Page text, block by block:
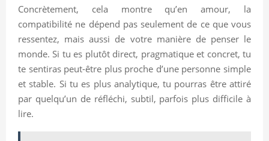
Concrètement, cela montre qu’en amour, la
compatibilité ne dépend pas seulement de ce que vous
ressentez, mais aussi de votre manière de penser le
monde. Si tu es plutôt direct, pragmatique et concret, tu
te sentiras peut-être plus proche d’une personne simple
et stable. Si tu es plus analytique, tu pourras être attiré
par quelqu’un de réfléchi, subtil, parfois plus difficile à
lire.